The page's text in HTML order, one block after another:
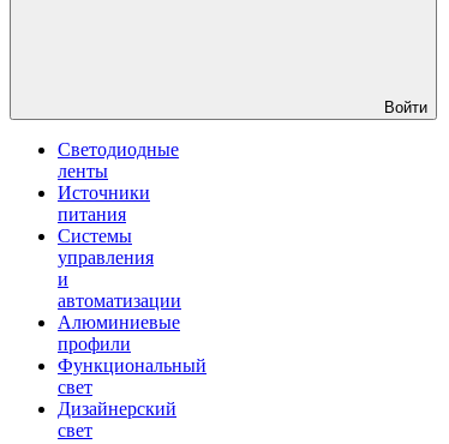
Войти
Светодиодные
ленты
Источники
питания
Системы
управления
и
автоматизации
Алюминиевые
профили
Функциональный
свет
Дизайнерский
свет